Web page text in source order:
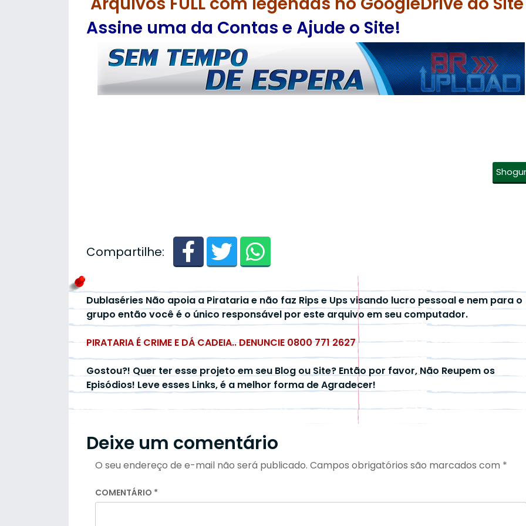
Assine uma da Contas e Ajude o Site!
Compartilhe:
Dublaséries Não apoia a Pirataria e não faz Rips e Ups visando lucro pessoal e nem para o
grupo então você é o único responsável por este arquivo em seu computador.
PIRATARIA É CRIME E DÁ CADEIA.. DENUNCIE 0800 771 2627
Gostou?! Quer ter esse projeto em seu Blog ou Site? Então por favor, Não Reupem os
Episódios! Leve esses Links, é a melhor forma de Agradecer!
Deixe um comentário
O seu endereço de e-mail não será publicado. Campos obrigatórios são marcados com *
COMENTÁRIO *